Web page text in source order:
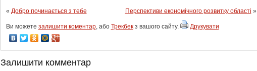
« Добро починається з тебе Перспективи економічного розвитку області »
Ви можете залишити коментар, або Трекбекз вашого сайту. Друкувати
Залишити комментар